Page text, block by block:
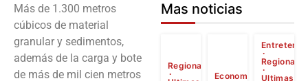
Más de 1.300 metros
cúbicos de material
granular y sedimentos,
además de la carga y bote
de más de mil cien metros
Mas noticias
Regional
Economía
Regional
Ultimas